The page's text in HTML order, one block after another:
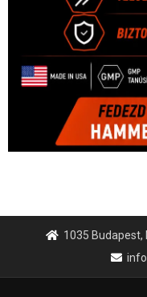
1035 Budapest,